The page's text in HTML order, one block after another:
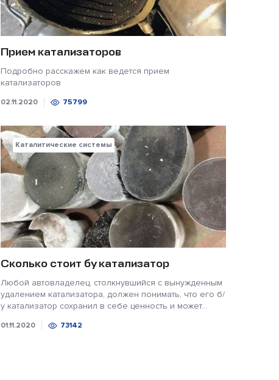
Прием катализаторов
Подробно расскажем как ведется прием
катализаторов
02.11.2020 75799
Каталитические системы
Сколько стоит бу катализатор
Любой автовладелец, столкнувшийся с вынужденным
удалением катализатора, должен понимать, что его б/
у катализатор сохранил в себе ценность и может...
01.11.2020 73142